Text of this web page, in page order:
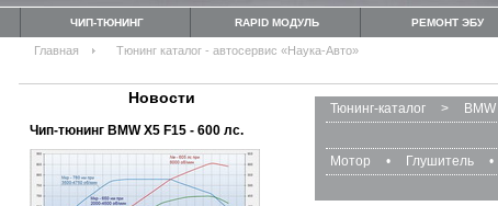
ЧИП-ТЮНИНГ RAPID МОДУЛЬ РЕМОНТ ЭБУ
Главная Тюнинг каталог - автосервис «Наука-Авто»
Новости
Чип-тюнинг BMW Х5 F15 - 600 лс.
Тюнинг-каталог >
Мотор • Глушитель •